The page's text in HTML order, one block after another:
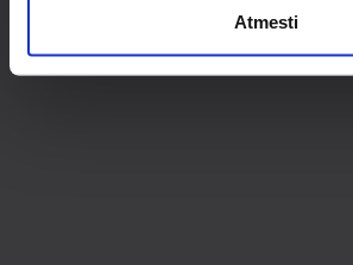
Atmesti